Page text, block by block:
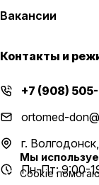
Вакансии
Контакты и
+7 (908)
ortomed-
г.
Пн-Пт: 9:00-
Мы
Cookie